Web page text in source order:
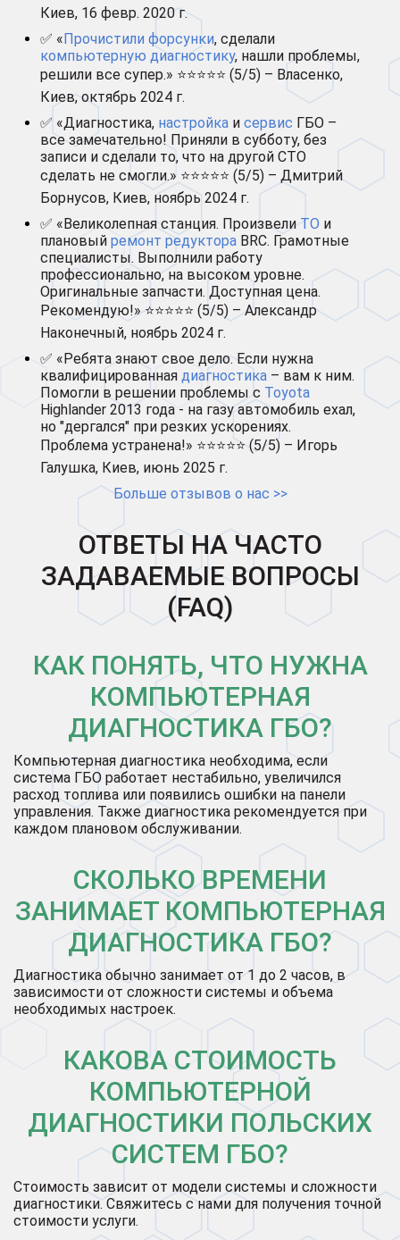
Киев, 16 февр. 2020 г.
✅ «Прочистили форсунки, сделали
компьютерную диагностику, нашли проблемы,
решили все супер.» ⭐⭐⭐⭐⭐ (5/5) – Власенко,
Киев, октябрь 2024 г.
✅ «Диагностика, настройка и сервис ГБО –
все замечательно! Приняли в субботу, без
записи и сделали то, что на другой СТО
сделать не смогли.» ⭐⭐⭐⭐⭐ (5/5) – Дмитрий
Борнусов, Киев, ноябрь 2024 г.
✅ «Великолепная станция. ПроизвелиТО и
плановый ремонт редуктора BRC. Грамотные
специалисты. Выполнили работу
профессионально, на высоком уровне.
Оригинальные запчасти. Доступная цена.
Рекомендую!» ⭐⭐⭐⭐⭐ (5/5) – Александр
Наконечный, ноябрь 2024 г.
✅ «Ребята знают свое дело. Если нужна
квалифицированная диагностика – вам к ним.
Помогли в решении проблемы с Toyota
Highlander 2013 года - на газу автомобиль ехал,
но "дергался" при резких ускорениях.
Проблема устранена!» ⭐⭐⭐⭐⭐ (5/5) – Игорь
Галушка, Киев, июнь 2025 г.
Больше отзывов о нас >>
ОТВЕТЫ НА ЧАСТО
ЗАДАВАЕМЫЕ ВОПРОСЫ
(FAQ)
КАК ПОНЯТЬ, ЧТО НУЖНА
КОМПЬЮТЕРНАЯ
ДИАГНОСТИКА ГБО?
Компьютерная диагностика необходима, если
система ГБО работает нестабильно, увеличился
расход топлива или появились ошибки на панели
управления. Также диагностика рекомендуется при
каждом плановом обслуживании.
СКОЛЬКО ВРЕМЕНИ
ЗАНИМАЕТ КОМПЬЮТЕРНАЯ
ДИАГНОСТИКА ГБО?
Диагностика обычно занимает от 1 до 2 часов, в
зависимости от сложности системы и объема
необходимых настроек.
КАКОВА СТОИМОСТЬ
КОМПЬЮТЕРНОЙ
ДИАГНОСТИКИ ПОЛЬСКИХ
СИСТЕМ ГБО?
Стоимость зависит от модели системы и сложности
диагностики. Свяжитесь с нами для получения точной
стоимости услуги.